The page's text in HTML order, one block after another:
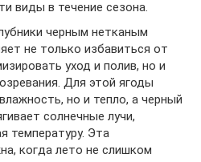
виды в течение сезона.
черным нетканым
не только избавиться от
уход и полив, но и
Для этой ягоды
но и тепло, а черный
солнечные лучи,
температуру. Эта
когда лето не слишком